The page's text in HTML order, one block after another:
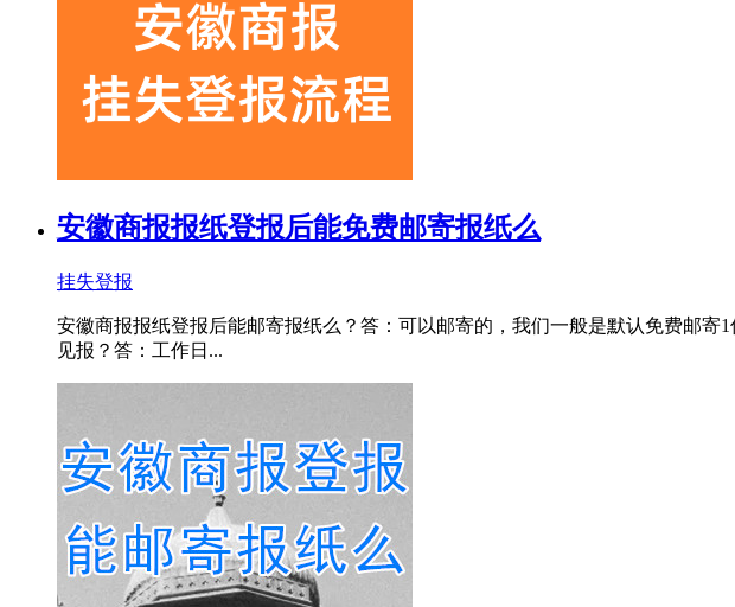
安徽商报报纸登报后能免费邮寄报纸么
挂失登报
安徽商报报纸登报后能邮寄报纸么？答：可以邮寄的，我们一般是默认免费邮寄
见报？答：工作日...